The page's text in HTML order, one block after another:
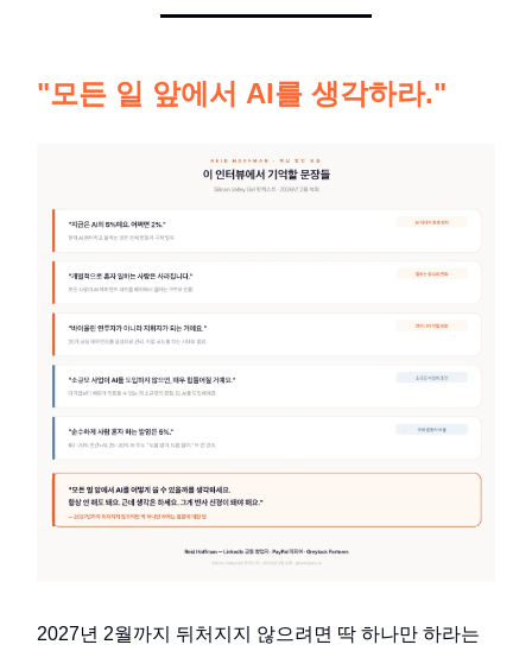
"모든 일 앞에서 AI를 생각하라."
2027년 2월까지 뒤처지지 않으려면 딱 하나만 하라는